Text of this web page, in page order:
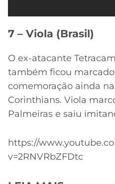
7 – Viola (Brasil)
O ex-atacante
também ficou
comemoração ainda
Corinthians. Viola
Palmeiras e saiu
https://
v=2RNVRbZFDtc